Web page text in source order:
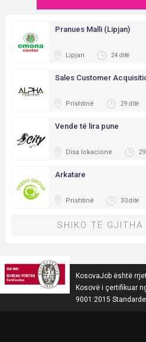
Pranues Malli (Lipjan)
Lipjan 24 ditë
Sales Customer
Prishtinë 29 ditë
Vende të lira pune
Disa lokacione
Arkatare
Prishtinë 30 ditë
SHIKO TË GJITHA
KosovaJob është
Kosovë i çertifikuar
9001:2015